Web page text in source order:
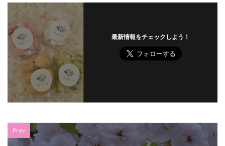
最新情報をチェックしよう！
Prev